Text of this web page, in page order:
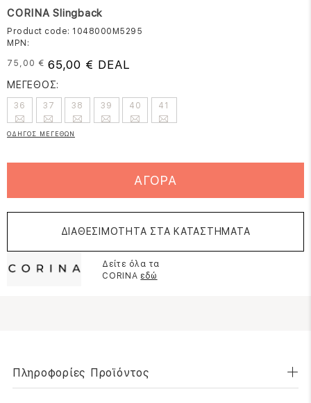
CORINA Slingback
Product code: 1048000M5295
MPN:
75,00 € 65,00 € DEAL
ΜΕΓΕΘΟΣ:
36 37 38 39 40 41
ΟΔΗΓΟΣ ΜΕΓΕΘΩΝ
ΑΓΟΡΑ
ΔΙΑΘΕΣΙΜΟΤΗΤΑ ΣΤΑ ΚΑΤΑΣΤΗΜΑΤΑ
Δείτε όλα τα
CORINA εδώ
Πληροφορίες Προϊόντος